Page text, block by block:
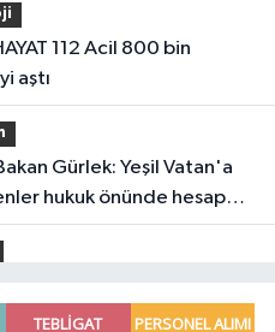
aştı
hukuk önünde hesap
şehri keşfetti